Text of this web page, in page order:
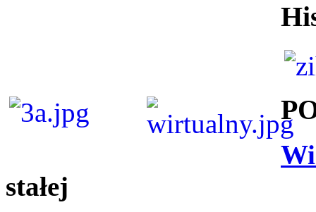
stałej